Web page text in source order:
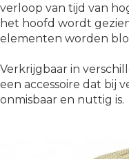
verloop van tijd van
het hoofd wordt
elementen worden
Verkrijgbaar in
een accessoire dat bij
onmisbaar en nuttig is.